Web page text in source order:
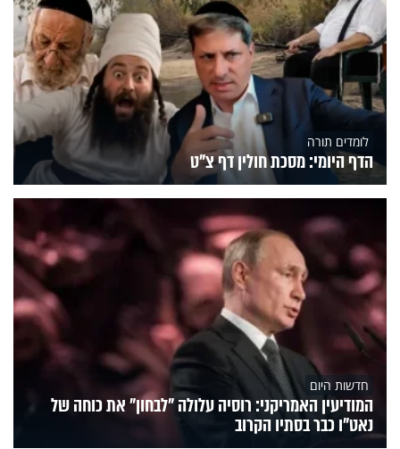
לומדים תורה
הדף היומי: מסכת חולין דף צ"ט
חדשות היום
המודיעין האמריקני: רוסיה עלולה "לבחון" את כוחה של
נאט"ו כבר בסתיו הקרוב